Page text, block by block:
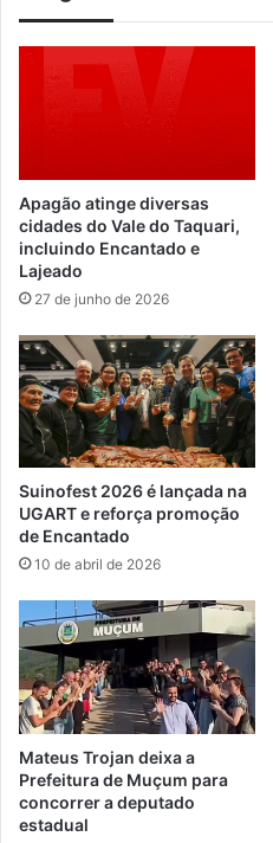
Apagão atinge diversas
cidades do Vale do Taquari,
incluindo Encantado e
Lajeado
27 de junho de 2026
Suinofest 2026 é lançada na
UGART e reforça promoção
de Encantado
10 de abril de 2026
Mateus Trojan deixa a
Prefeitura de Muçum para
concorrer a deputado
estadual